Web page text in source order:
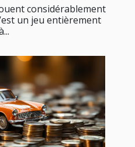
considérablement
un jeu entièrement